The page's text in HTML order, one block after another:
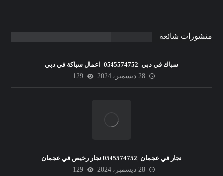
منشورات شائعة
سباك في دبي |0545574752| اعمال سباكة في دبي
28 ديسمبر، 2024
129
نجار في عجمان |0545574752|نجار رخيص في عجمان
28 ديسمبر، 2024
129